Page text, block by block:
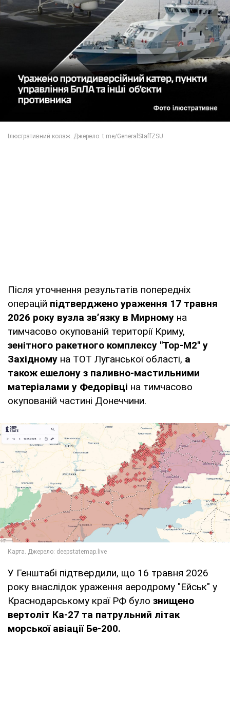
Після уточнення результатів попередніх
операцій підтверджено ураження 17 травня
2026 року вузла зв’язку в Мирному на
тимчасово окупованій території Криму,
зенітного ракетного комплексу "Тор-М2" у
Західному на ТОТ Луганської області, а
також ешелону з паливно-мастильними
матеріалами у Федорівці на тимчасово
окупованій частині Донеччини.
У Генштабі підтвердили, що 16 травня 2026
року внаслідок ураження аеродрому "Ейськ" у
Краснодарському краї РФ було знищено
вертоліт Ка-27 та патрульний літак
морської авіації Бе-200.